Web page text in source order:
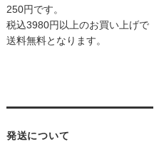
250円です。
税込3980円以上のお買い上げで
送料無料となります。
発送について